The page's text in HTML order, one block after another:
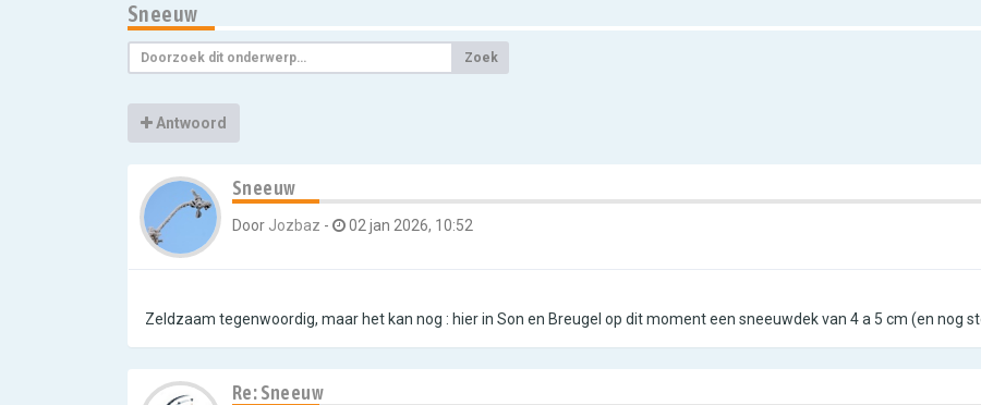
Sneeuw
Zoek
Antwoord
Sneeuw
Door Jozbaz - 02 jan 2026, 10:52
Zeldzaam tegenwoordig, maar het kan nog : hier in Son en Breugel op dit moment een sneeuwdek van 4 a 5 cm (en nog
Re: Sneeuw